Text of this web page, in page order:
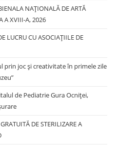
NAȚIONALĂ DE ARTĂ
A XVIII-A, 2026
LUCRU CU ASOCIAȚIILE DE
prin joc și creativitate în primele zile
de Pediatrie Gura Ocniței,
DE STERILIZARE A